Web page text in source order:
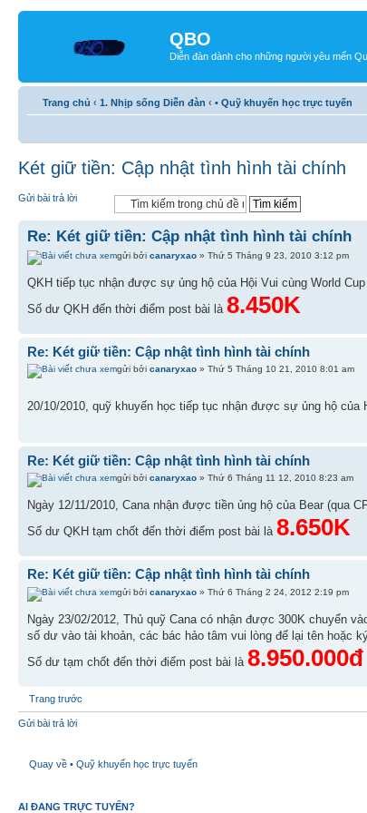
QBO
Diễn đàn dành cho những người yêu mến
Trang chủ ‹ 1. Nhịp sống Diễn đàn ‹ • Quỹ khuyến học trực tuyến
Két giữ tiền: Cập nhật tình hình tài chính
Gửi bài trả lời
Re: Két giữ tiền: Cập nhật tình hình tài chính
gửi bởi canaryxao » Thứ 5 Tháng 9 23, 2010 3:12 pm
QKH tiếp tục nhận được sự ủng hộ của Hội Vui cùng World
Số dư QKH đến thời điểm post bài là 8.450K
Re: Két giữ tiền: Cập nhật tình hình tài chính
gửi bởi canaryxao » Thứ 5 Tháng 10 21, 2010 8:01 am
20/10/2010, quỹ khuyến học tiếp tục nhận được sự ủng hộ
Re: Két giữ tiền: Cập nhật tình hình tài chính
gửi bởi canaryxao » Thứ 6 Tháng 11 12, 2010 8:23 am
Ngày 12/11/2010, Cana nhận được tiền ủng hộ của Bear (qua
Số dư QKH tạm chốt đến thời điểm post bài là 8.650K
Re: Két giữ tiền: Cập nhật tình hình tài chính
gửi bởi canaryxao » Thứ 6 Tháng 2 24, 2012 2:19 pm
Ngày 23/02/2012, Thủ quỹ Cana có nhận được 300K chuyển
số dư vào tài khoản, các bác hảo tâm vui lòng để lại tên hoặc
Số dư tạm chốt đến thời điểm post bài là 8.950.000đ
Trang trước
Gửi bài trả lời
Quay về • Quỹ khuyến học trực tuyến
AI ĐANG TRỰC TUYẾN?